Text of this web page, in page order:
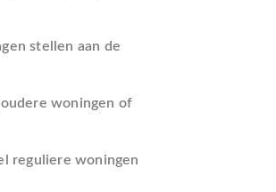
stellen aan de
woningen of
reguliere woningen